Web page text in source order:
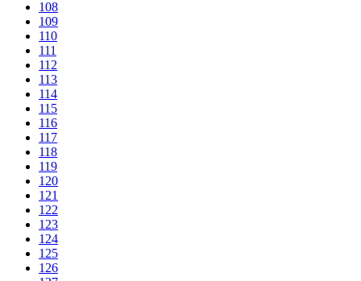
108
109
110
111
112
113
114
115
116
117
118
119
120
121
122
123
124
125
126